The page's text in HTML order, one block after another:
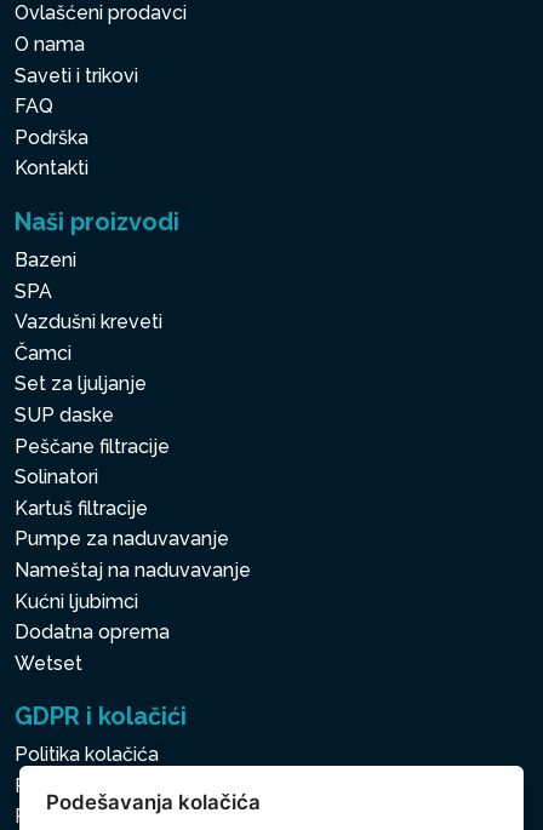
Ovlašćeni prodavci
O nama
Saveti i trikovi
FAQ
Podrška
Kontakti
Naši proizvodi
Bazeni
SPA
Vazdušni kreveti
Čamci
Set za ljuljanje
SUP daske
Peščane filtracije
Solinatori
Kartuš filtracije
Pumpe za naduvavanje
Nameštaj na naduvavanje
Kućni ljubimci
Dodatna oprema
Wetset
GDPR i kolačići
Politika kolačića
Politika zaštite ličnih i drugih obrađivanih podataka
Politika kolačića
Podešavanja kolačića